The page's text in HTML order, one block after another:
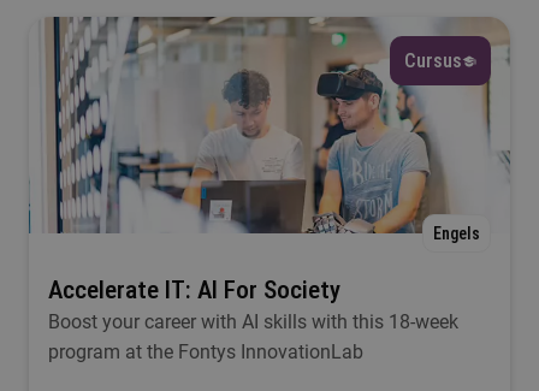
Lesplaats
Selecteer
Startmoment
Selecteer
Selecteer
Cursus
Engels
Accelerate IT: AI For Society
Boost your career with AI skills with this 18-week
program at the Fontys InnovationLab